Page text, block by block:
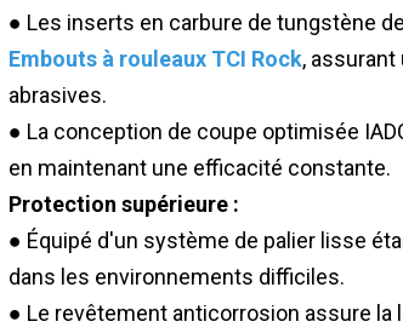
● Les inserts en carbure de tungstène
Embouts à rouleaux TCI Rock,
abrasives.
● La conception de coupe optimisée
en maintenant une efficacité constante.
Protection supérieure :
● Équipé d'un système de palier lisse
dans les environnements difficiles.
● Le revêtement anticorrosion assure la